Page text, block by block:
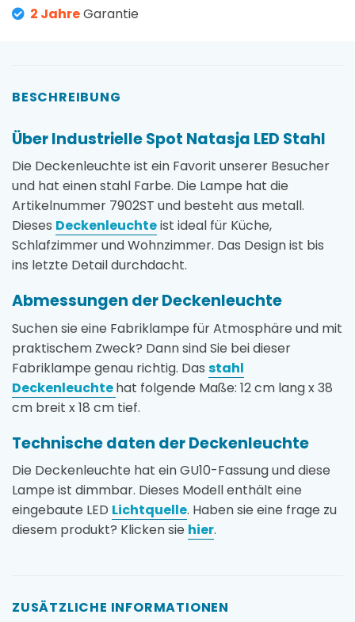
2 JahreGarantie
BESCHREIBUNG
Über Industrielle Spot Natasja LED Stahl
Die Deckenleuchte ist ein Favorit unserer Besucher
und hat einen stahl Farbe. Die Lampe hat die
Artikelnummer 7902ST und besteht aus metall.
Dieses Deckenleuchteist ideal für Küche,
Schlafzimmer und Wohnzimmer. Das Design ist bis
ins letzte Detail durchdacht.
Abmessungen der Deckenleuchte
Suchen sie eine Fabriklampe für Atmosphäre und mit
praktischem Zweck? Dann sind Sie bei dieser
Fabriklampe genau richtig. Das stahl
Deckenleuchtehat folgende Maße: 12 cm lang x 38
cm breit x 18 cm tief.
Technische daten der Deckenleuchte
Die Deckenleuchte hat ein GU10-Fassung und diese
Lampe ist dimmbar. Dieses Modell enthält eine
eingebaute LED Lichtquelle. Haben sie eine frage zu
diesem produkt? Klicken sie hier.
ZUSÄTZLICHE INFORMATIONEN